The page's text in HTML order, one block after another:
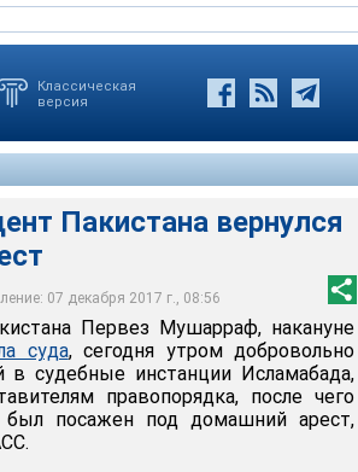
Классическая
версия
Пакистана вернулся
07 декабря 2017 г., 08:56
из зала суда бывшего
на окраине Исламабада
столице, где ему
в период пребывания на высшем
он под прикрытием своих
загородной резиденции
Первез Мушарраф, накануне
суда, сегодня утром добровольно
в судебные инстанции Исламабада,
правопорядка, после чего
был посажен под домашний арест,